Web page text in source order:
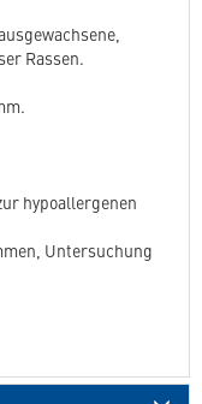
Rassen.
hypoallergenen
Untersuchung